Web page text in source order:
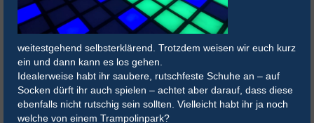
weitestgehend selbsterklärend. Trotzdem weisen wir euch kurz
ein und dann kann es los gehen.
Idealerweise habt ihr saubere, rutschfeste Schuhe an – auf
Socken dürft ihr auch spielen – achtet aber darauf, dass diese
ebenfalls nicht rutschig sein sollten. Vielleicht habt ihr ja noch
welche von einem Trampolinpark?